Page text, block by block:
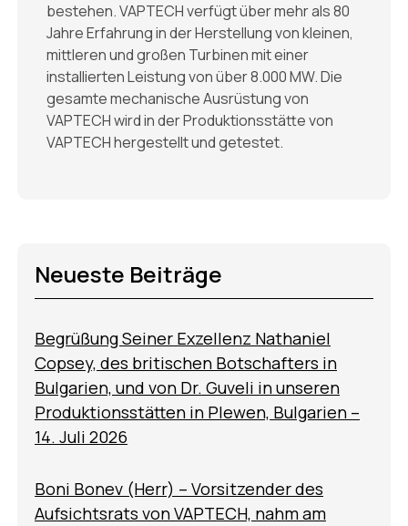
bestehen. VAPTECH verfügt über mehr als 80
Jahre Erfahrung in der Herstellung von kleinen,
mittleren und großen Turbinen mit einer
installierten Leistung von über 8.000 MW. Die
gesamte mechanische Ausrüstung von
VAPTECH wird in der Produktionsstätte von
VAPTECH hergestellt und getestet.
Neueste Beiträge
Begrüßung Seiner Exzellenz Nathaniel
Copsey, des britischen Botschafters in
Bulgarien, und von Dr. Guveli in unseren
Produktionsstätten in Plewen, Bulgarien –
14. Juli 2026
Boni Bonev (Herr) – Vorsitzender des
Aufsichtsrats von VAPTECH, nahm am